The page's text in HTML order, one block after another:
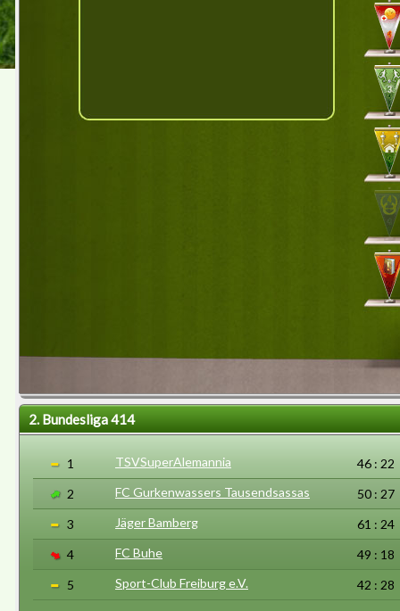
2. Bundesliga 414
1 TSVSuperAlemannia
46 : 22
2
FC Gurkenwassers Tausendsassas
50 : 27
3
Jäger Bamberg
61 : 24
4
FC Buhe
49 : 18
5
Sport-Club Freiburg e.V. 42 : 28